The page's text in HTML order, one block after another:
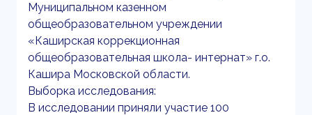
Муниципальном казенном
общеобразовательном учреждении
«Каширская коррекционная
общеобразовательная школа- интернат» г.о.
Кашира Московской области.
Выборка исследования:
В исследовании приняли участие 100